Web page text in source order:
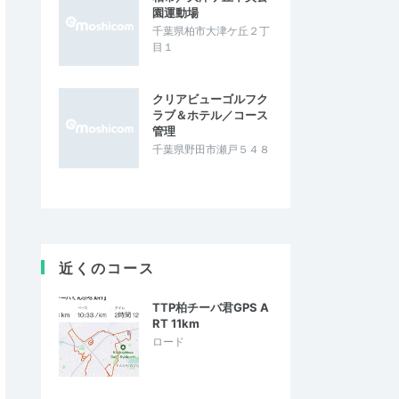
園運動場
千葉県柏市大津ケ丘２丁
目１
クリアビューゴルフク
ラブ＆ホテル／コース
管理
千葉県野田市瀬戸５４８
近くのコース
TTP柏チーバ君GPS A
RT 11km
ロード